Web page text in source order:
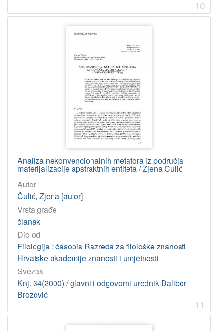
10
Analiza nekonvencionalnih metafora iz područja
materijalizacije apstraktnih entiteta / Zjena Čulić
Autor
Čulić, Zjena [autor]
Vrsta građe
članak
Dio od
Filologija : časopis Razreda za filološke znanosti
Hrvatske akademije znanosti i umjetnosti
Svezak
Knj. 34(2000) / glavni i odgovorni urednik Dalibor
Brozović
11